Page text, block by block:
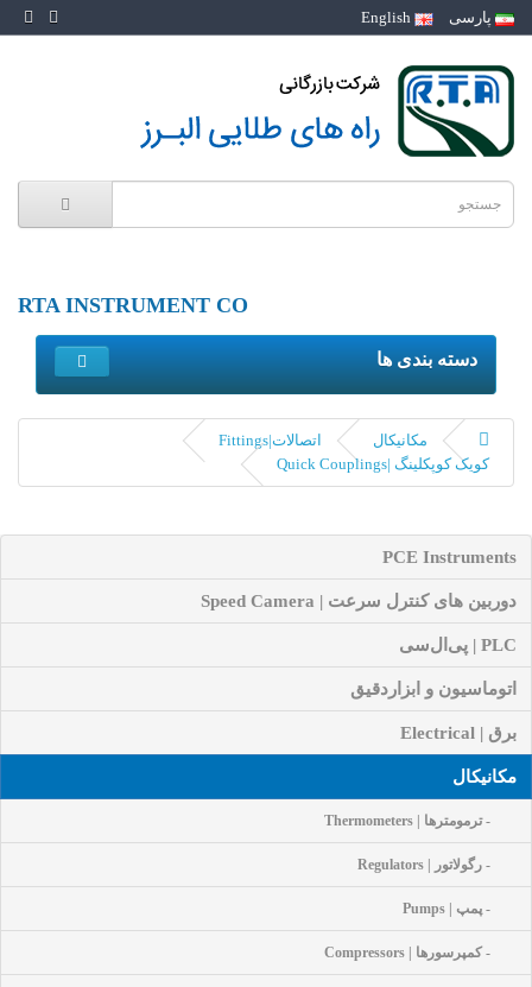
پارسی
RTA INSTRUMENT CO
دسته بندی ها
مکانیکال
اتصالات|Fittings
کویک کوپکلینگ |Quick Couplings
PCE Instruments
دوربین های کنترل سرعت | Speed Camera
PLC | پی‌ال‌سی
اتوماسیون و ابزاردقیق
برق | Electrical
مکانیکال
- ترمومترها | Thermometers
- رگولاتور | Regulators
- پمپ | Pumps
- کمپرسورها | Compressors